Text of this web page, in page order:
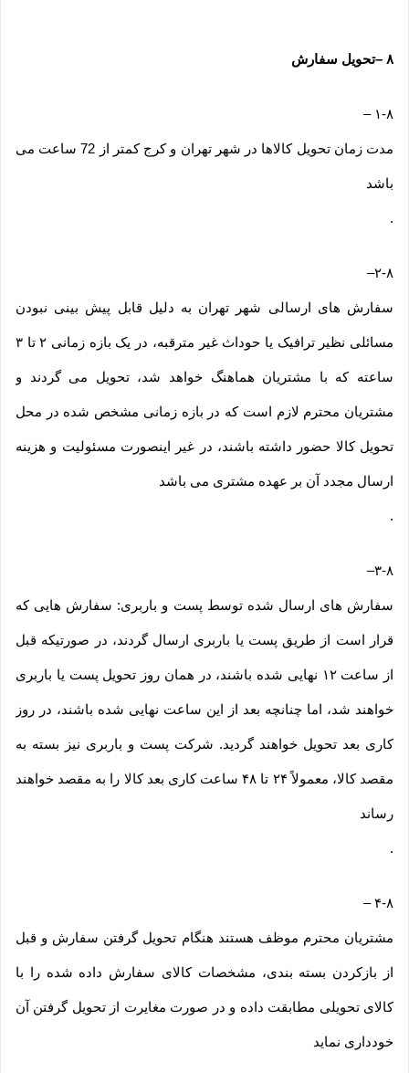
۸ –تحویل سفارش
۱-۸ –
مدت زمان تحویل کالاها در شهر تهران و کرج کمتر از 72 ساعت می
باشد
.
۲-۸–
سفارش های ارسالی شهر تهران به دلیل قابل پیش بینی نبودن
مسائلی نظیر ترافیک یا حوداث غیر مترقبه، در یک بازه زمانی ۲ تا ۳
ساعته که با مشتریان هماهنگ خواهد شد، تحویل می گردند و
مشتریان محترم لازم است که در بازه زمانی مشخص شده در محل
تحویل کالا حضور داشته باشند، در غیر اینصورت مسئولیت و هزینه
ارسال مجدد آن بر عهده مشتری می باشد
.
۳-۸–
سفارش های ارسال شده توسط پست و باربری: سفارش هایی که
قرار است از طریق پست یا باربری ارسال گردند، در صورتیکه قبل
از ساعت ۱۲ نهایی شده باشند، در همان روز تحویل پست یا باربری
خواهند شد، اما چنانچه بعد از این ساعت نهایی شده باشند، در روز
کاری بعد تحویل خواهند گردید. شرکت پست و باربری نیز بسته به
مقصد کالا، معمولاً ۲۴ تا ۴۸ ساعت کاری بعد کالا را به مقصد خواهند
رساند
.
۴-۸–
مشتریان محترم موظف هستند هنگام تحویل گرفتن سفارش و قبل
از بازکردن بسته بندی، مشخصات کالای سفارش داده شده را با
کالای تحویلی مطابقت داده و در صورت مغایرت از تحویل گرفتن آن
خودداری نماید